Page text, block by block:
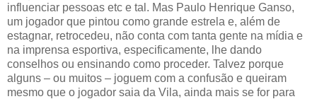
influenciar pessoas etc e tal. Mas Paulo Henrique Ganso,
um jogador que pintou como grande estrela e, além de
estagnar, retrocedeu, não conta com tanta gente na mídia e
na imprensa esportiva, especificamente, lhe dando
conselhos ou ensinando como proceder. Talvez porque
alguns – ou muitos – joguem com a confusão e queiram
mesmo que o jogador saia da Vila, ainda mais se for para